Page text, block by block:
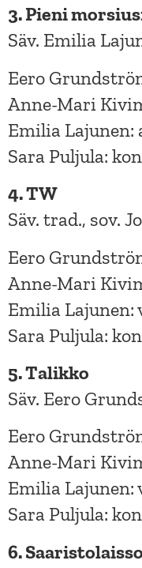
3. Pieni
Säv. Emilia
Eero
Anne-Mari
Emilia Lajunen:
Sara Puljula:
4. TW
Säv. trad., sov.
Eero
Anne-Mari
Emilia Lajunen:
Sara Puljula:
5. Talikko
Säv. Eero
Eero
Anne-Mari
Emilia Lajunen:
Sara Puljula:
6.